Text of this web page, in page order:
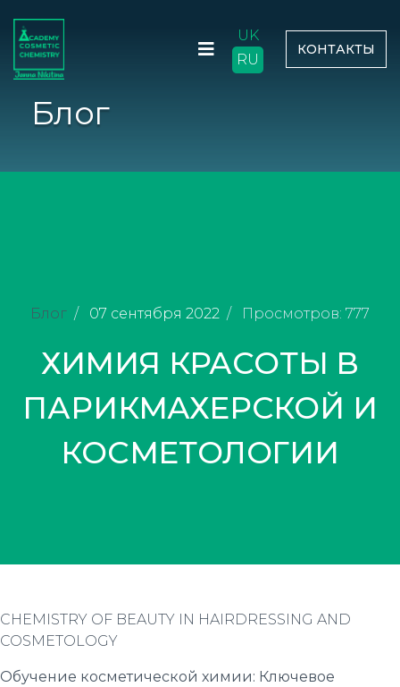
КОНТАКТЫ
UK
RU
Блог
Блог 07 сентября 2022 Просмотров: 777
ХИМИЯ КРАСОТЫ В
ПАРИКМАХЕРСКОЙ И
КОСМЕТОЛОГИИ
CHEMISTRY OF BEAUTY IN HAIRDRESSING AND
COSMETOLOGY
Обучение косметической химии: Ключевое